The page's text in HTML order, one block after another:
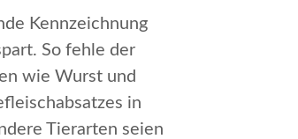
Kennzeichnung
So fehle der
wie Wurst und
in
Tierarten seien